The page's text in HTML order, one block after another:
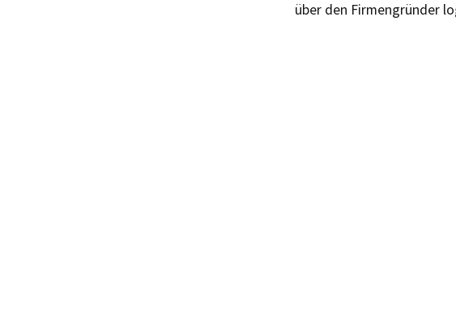
über den Firmengründer